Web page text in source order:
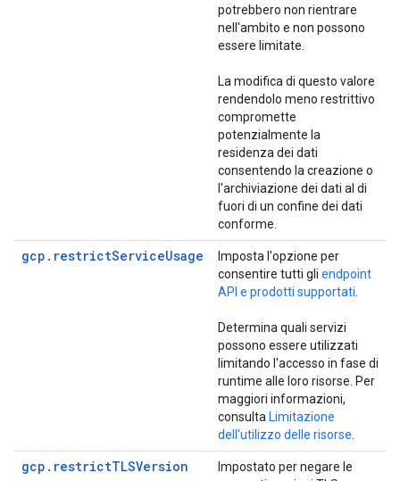
potrebbero non rientrare
nell'ambito e non possono
essere limitate.
La modifica di questo valore
rendendolo meno restrittivo
compromette
potenzialmente la
residenza dei dati
consentendo la creazione o
l'archiviazione dei dati al di
fuori di un confine dei dati
conforme.
gcp.restrictServiceUsage
Imposta l'opzione per
consentire tutti gli endpoint
API e prodotti supportati
Determina quali servizi
possono essere utilizzati
limitando l'accesso in fase di
runtime alle loro risorse. Per
maggiori informazioni,
consulta Limitazione
dell'utilizzo delle risorse
gcp.restrictTLSVersion
Impostato per negare le